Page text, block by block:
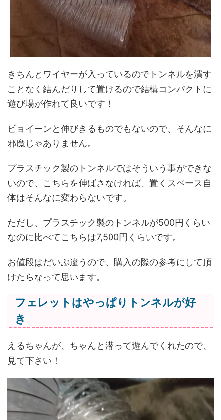
きちんとワイヤーが入っているのでトンネルを潰す
ことなく結んだりして置けるので結構コンパクトに
遊び場が作れて良いです！
ビョイーンと伸びきるものでもないので、そんなに
邪魔じゃありません。
プラスチック製のトンネルではそういう事ができな
いので、こちらを伸ばさなければ、置くスペース自
体はそんなに変わらないです。
ただし、プラスチック製のトンネルが500円くらい
なのに比べてこちらは7,500円くらいです。
お値段はだいぶ違うので、購入の際の参考にして頂
けたらなって思います。
フェレットはやっぱりトンネルが好
き
えるちゃんが、ちゃんと潜って遊んでくれたので、
見て下さい！